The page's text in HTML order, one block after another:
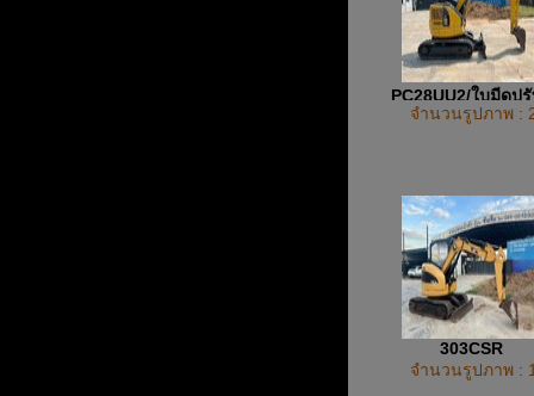
PC28UU2/ใบมีดป
ทิศทาง
จำนวนรูปภาพ :
303CSR
จำนวนรูปภาพ :